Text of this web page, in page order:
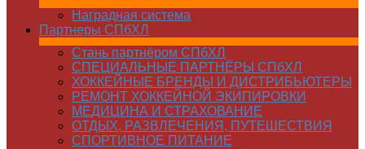
Наградная система
Партнеры СПбХЛ
Стань партнёром СПбХЛ
СПЕЦИАЛЬНЫЕ ПАРТНЁРЫ СПбХЛ
ХОККЕЙНЫЕ БРЕНДЫ И ДИСТРИБЬЮТЕРЫ
РЕМОНТ ХОККЕЙНОЙ ЭКИПИРОВКИ
МЕДИЦИНА И СТРАХОВАНИЕ
ОТДЫХ, РАЗВЛЕЧЕНИЯ, ПУТЕШЕСТВИЯ
СПОРТИВНОЕ ПИТАНИЕ